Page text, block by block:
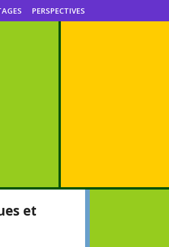
PERSPECTIVES
et